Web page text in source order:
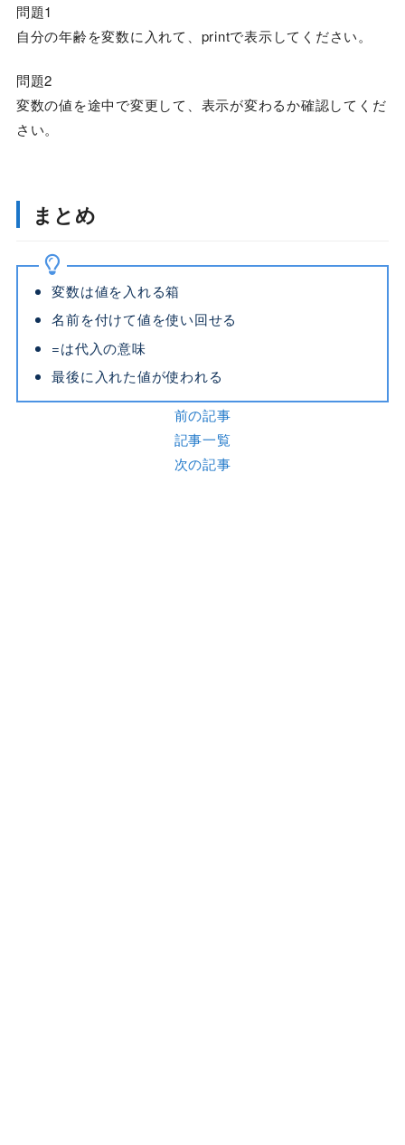
問題1
自分の年齢を変数に入れて、printで表示してください。
問題2
変数の値を途中で変更して、表示が変わるか確認してくだ
さい。
まとめ
変数は値を入れる箱
名前を付けて値を使い回せる
=は代入の意味
最後に入れた値が使われる
前の記事
記事一覧
次の記事